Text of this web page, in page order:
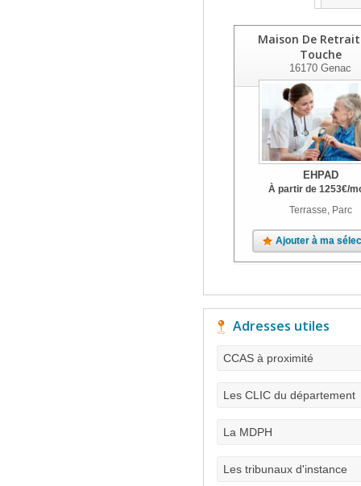
Maison De
Touche
16170 Genac
EHPAD
À partir de 1253€/
Terrasse, Parc
Ajouter à ma
Adresses utiles
CCAS à proximité
Les CLIC du département
La MDPH
Les tribunaux d'instance